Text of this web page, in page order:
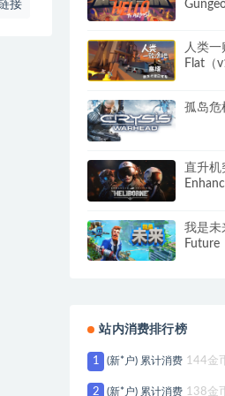
接
人类一
Flat（
孤岛危
直升机
我是未
Future
站内消费排行榜
1 (新*户) 累计消费 144金
2 (新*户) 累计消费 138金